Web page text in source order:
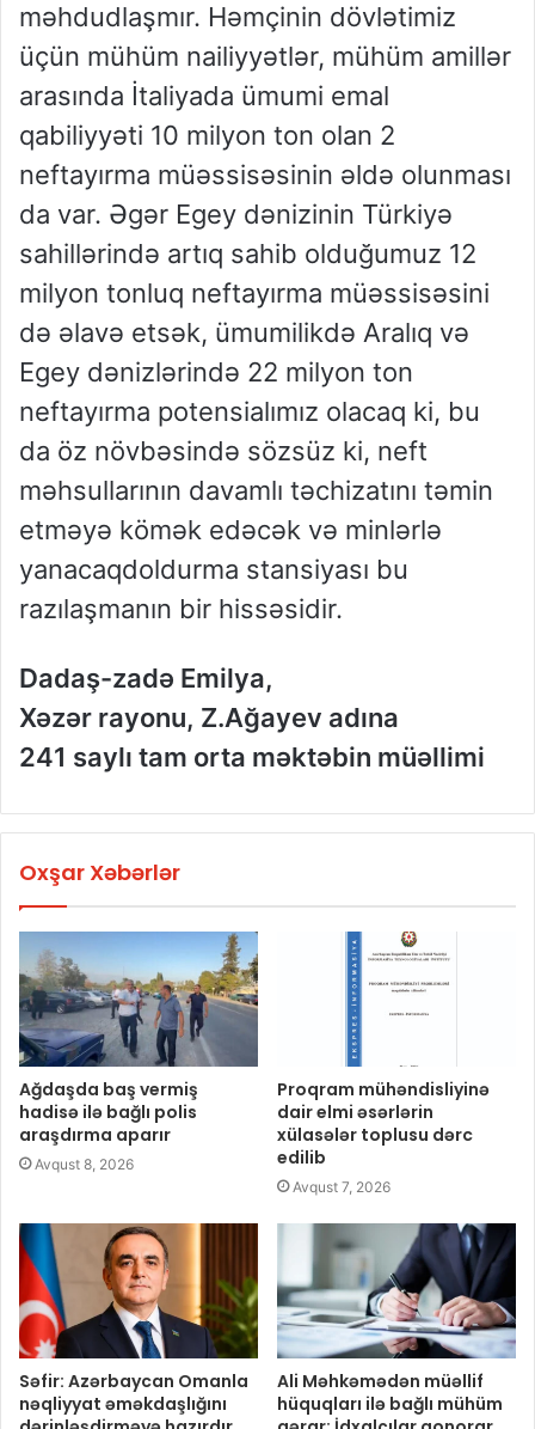
məhdudlaşmır. Həmçinin dövlətimiz
üçün mühüm nailiyyətlər, mühüm amillər
arasında İtaliyada ümumi emal
qabiliyyəti 10 milyon ton olan 2
neftayırma müəssisəsinin əldə olunması
da var. Əgər Egey dənizinin Türkiyə
sahillərində artıq sahib olduğumuz 12
milyon tonluq neftayırma müəssisəsini
də əlavə etsək, ümumilikdə Aralıq və
Egey dənizlərində 22 milyon ton
neftayırma potensialımız olacaq ki, bu
da öz növbəsində sözsüz ki, neft
məhsullarının davamlı təchizatını təmin
etməyə kömək edəcək və minlərlə
yanacaqdoldurma stansiyası bu
razılaşmanın bir hissəsidir.
Dadaş-zadə Emilya,
Xəzər rayonu, Z.Ağayev adına
241 saylı tam orta məktəbin müəllimi
Oxşar Xəbərlər
Ağdaşda baş vermiş
hadisə ilə bağlı polis
araşdırma aparır
Avqust 8, 2026
Proqram mühəndisliyinə
dair elmi əsərlərin
xülasələr toplusu dərc
edilib
Avqust 7, 2026
Səfir: Azərbaycan Omanla
nəqliyyat əməkdaşlığını
Ali Məhkəmədən müəllif
hüquqları ilə bağlı mühüm